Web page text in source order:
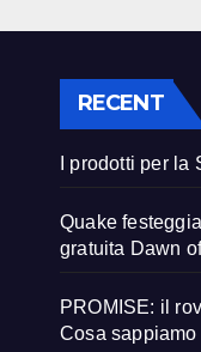
RECENT
I prodotti per
Quake
gratuita Dawn
PROMISE: il
Cosa sappiamo